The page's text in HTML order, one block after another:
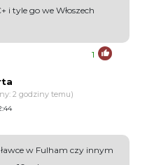
i tyle go we Włoszech
1
2 godziny temu)
w Fulham czy innym